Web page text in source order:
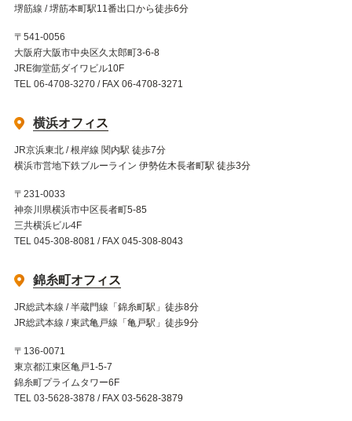
堺筋線 / 堺筋本町駅11番出口から徒歩6分
〒541-0056
大阪府大阪市中央区久太郎町3-6-8
JRE御堂筋ダイワビル10F
TEL 06-4708-3270 / FAX 06-4708-3271
横浜オフィス
JR京浜東北 / 根岸線 関内駅 徒歩7分
横浜市営地下鉄ブルーライン 伊勢佐木長者町駅 徒歩3分
〒231-0033
神奈川県横浜市中区長者町5-85
三共横浜ビル4F
TEL 045-308-8081 / FAX 045-308-8043
錦糸町オフィス
JR総武本線 / 半蔵門線「錦糸町駅」徒歩8分
JR総武本線 / 東武亀戸線「亀戸駅」徒歩9分
〒136-0071
東京都江東区亀戸1-5-7
錦糸町プライムタワー6F
TEL 03-5628-3878 / FAX 03-5628-3879